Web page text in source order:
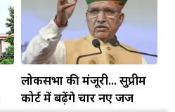
लोकसभा की मंजूरी... सुप्रीम
कोर्ट में बढ़ेंगे चार नए जज